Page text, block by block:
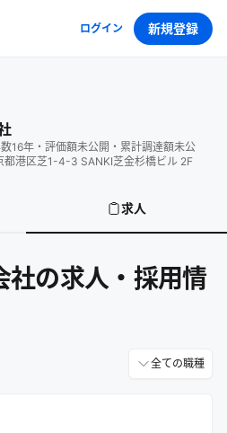
ログイン 新規登録
16年 ・ 評価額未公開 ・ 累計調達額未公
港区芝1-4-3 SANKI芝金杉橋ビル 2F
求人
社の求人・採用情
全ての職種